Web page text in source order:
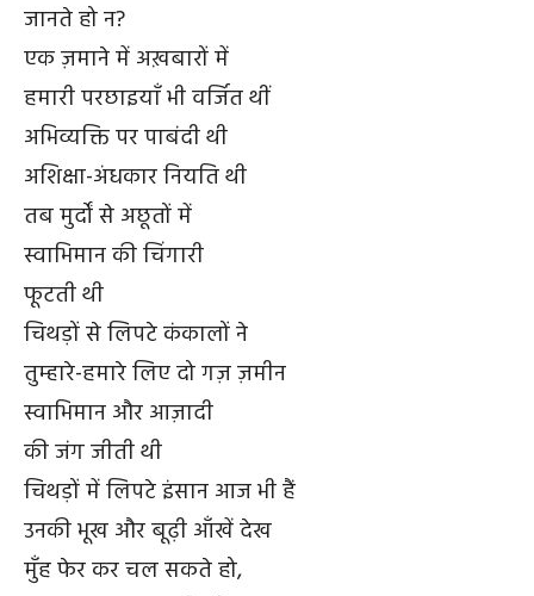
जानते हो न?
एक ज़माने में अख़बारों में
हमारी परछाइयाँ भी वर्जित थीं
अभिव्यक्ति पर पाबंदी थी
अशिक्षा-अंधकार नियति थी
तब मुर्दों से अछूतों में
स्वाभिमान की चिंगारी
फूटती थी
चिथड़ों से लिपटे कंकालों ने
तुम्हारे-हमारे लिए दो गज़ ज़मीन
स्वाभिमान और आज़ादी
की जंग जीती थी
चिथड़ों में लिपटे इंसान आज भी हैं
उनकी भूख और बूढ़ी आँखें देख
मुँह फेर कर चल सकते हो,